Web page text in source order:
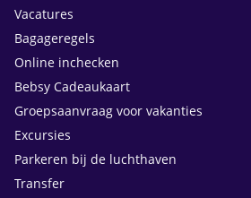
Vacatures
Bagageregels
Online inchecken
Bebsy Cadeaukaart
Groepsaanvraag voor vakanties
Excursies
Parkeren bij de luchthaven
Transfer